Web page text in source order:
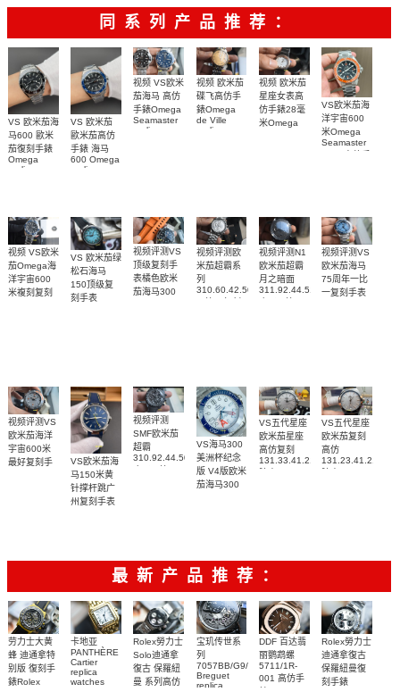
牌/原单
同系列产品推荐：
VS 欧米茄海
马600 歐米
茄復刻手錶
Omega
replica
VS 欧米茄
歐米茄高仿
手錶 海马
600 Omega
replica
视频 VS欧米
茄海马 高仿
手錶Omega
Seamaster
replica
视频 欧米茄
碟飞高仿手
錶Omega
de Ville
replica
视频 欧米茄
星座女表高
仿手錶28毫
米Omega
VS欧米茄海
洋宇宙600
米Omega
Seamaster
视频 VS欧米
茄Omega海
洋宇宙600
米複刻复刻
VS 欧米茄绿
松石海马
150顶级复
刻手表
视频评测VS
顶级复刻手
表橘色欧米
茄海马300
视频评测欧
米茄超霸系
列
310.60.42.50.02.001
视频评测N1
欧米茄超霸
月之暗面
311.92.44.51.01.005
视频评测VS
欧米茄海马
75周年一比
一复刻手表
视频评测VS
欧米茄海洋
宇宙600米
最好复刻手
215.92.44.21.99.001
VS欧米茄海
马150米黄
针撑杆跳广
州复刻手表
视频评测
SMF欧米茄
超霸
310.92.44.50.06.001
VS海马300
美洲杯纪念
版 V4版欧米
茄海马300
VS五代星座
欧米茄星座
高仿复刻
131.33.41.21.06.001
VS五代星座
欧米茄复刻
高仿
最新产品推荐：
劳力士大黄
蜂 迪通拿特
别版 復刻手
錶Rolex
卡地亚
PANTHÈRE
Cartier
replica
watches
Rolex勞力士
Solo迪通拿
復古 保羅紐
曼 系列高仿
宝玑传世系
列
7057BB/G9/9W6
Breguet
replica
DDF 百达翡
丽鹦鹉螺
5711/1R-
001 高仿手
Rolex勞力士
迪通拿復古
保羅紐曼復
刻手錶